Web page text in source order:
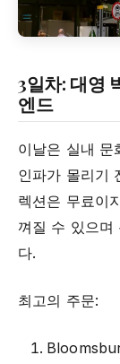
3일차: 대영
엔드
이날은 실내 문
인파가 몰리기
렉션은 무료이
껴질 수 있으며
다.
최고의 주문: